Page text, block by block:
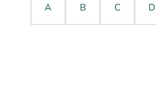
A B C D